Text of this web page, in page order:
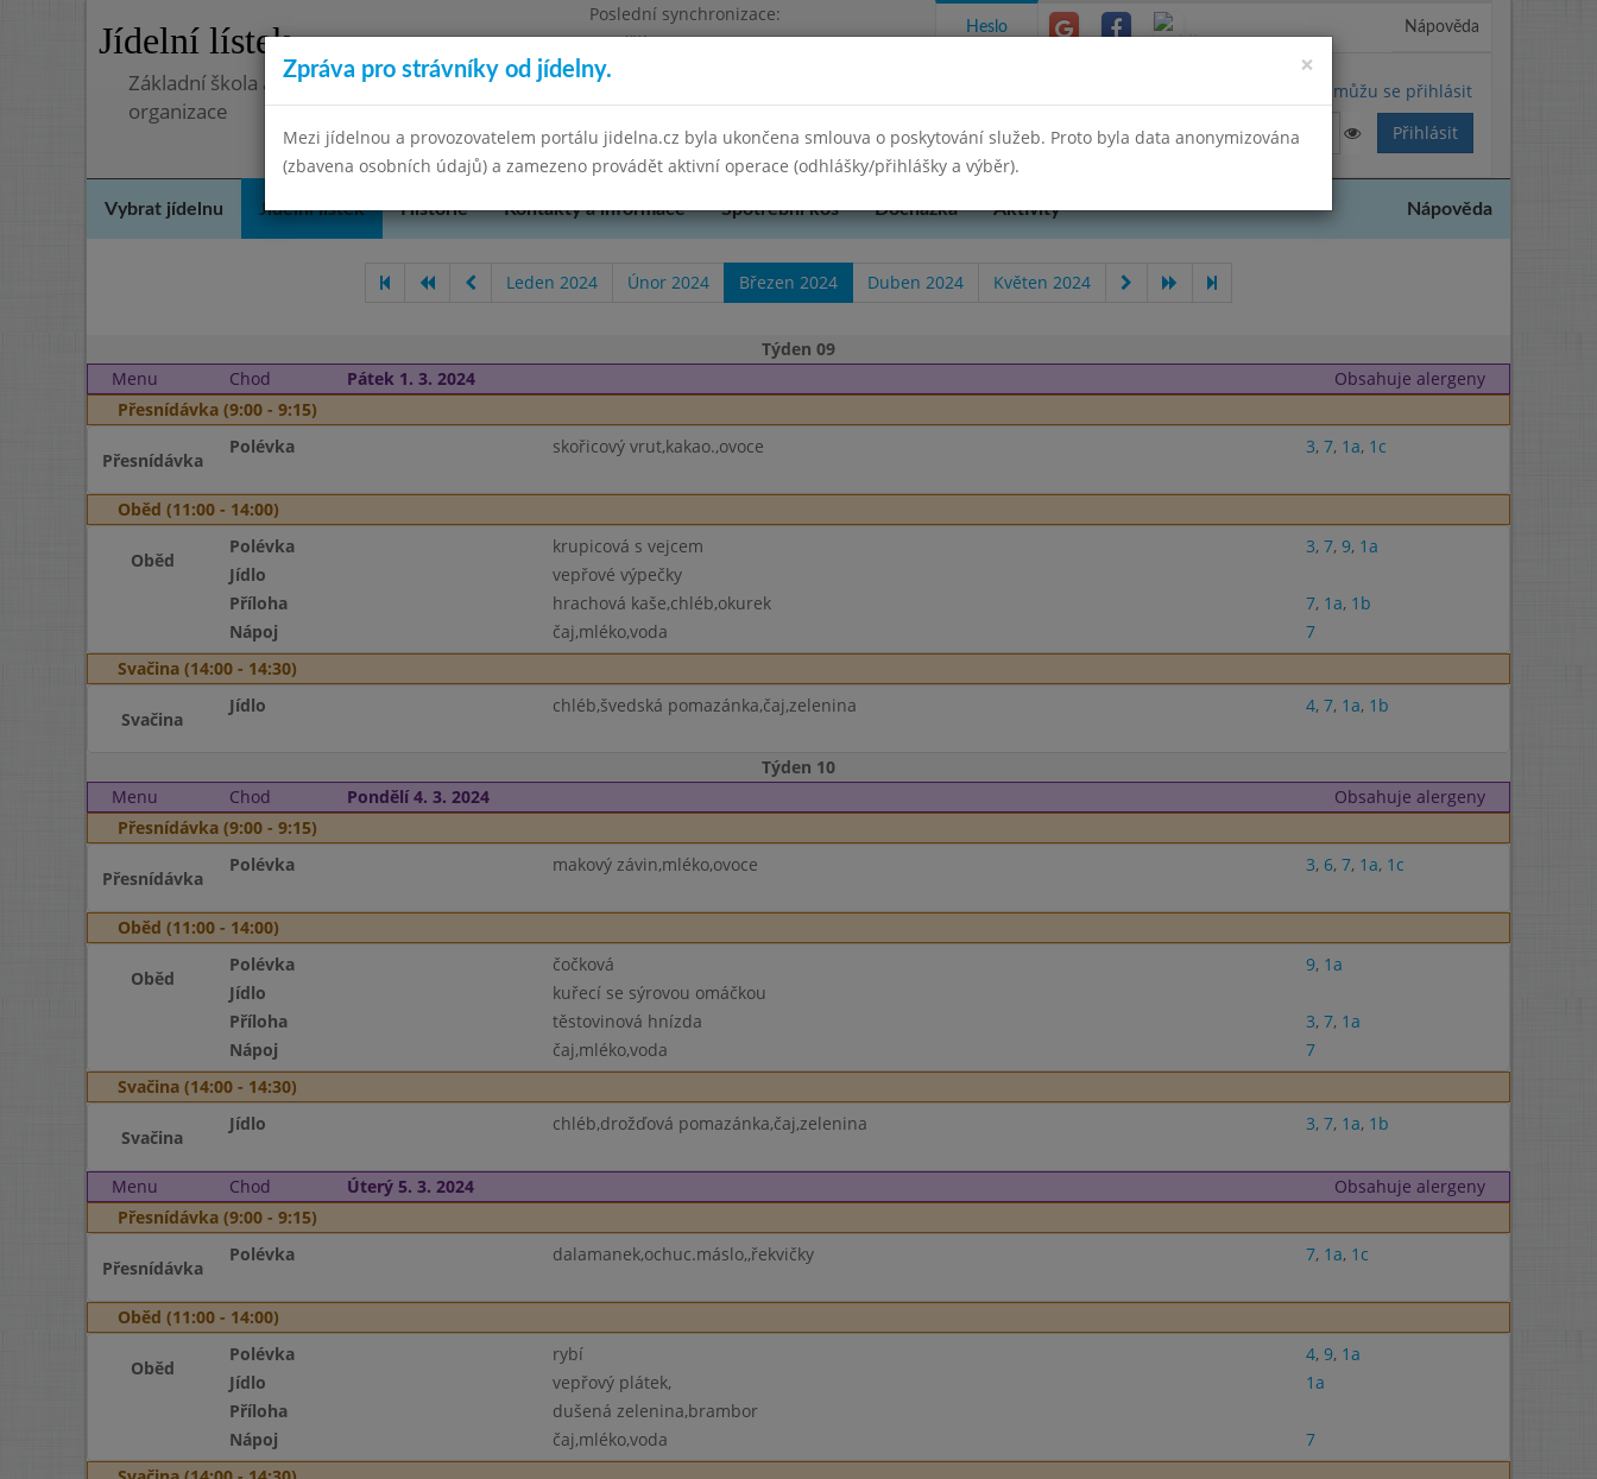
Jídelní lístek
Poslední synchronizace:
Pondělí 7.7.2025 9:58
Základní škola a mateřská škola, Pavlovice u Přerova, okres Přerov, příspěvková
organizace
Heslo Nápověda
Nemůžu se přihlásit
Vybrat jídelnu Jídelní lístek Historie Kontakty a informace Spotřební koš Docházka Aktivity Nápověda
Leden 2024 Únor 2024 Březen 2024 Duben 2024 Květen 2024
Týden 09
Menu
Chod Pátek 1. 3. 2024
Obsahuje alergeny
Přesnídávka (9:00 - 9:15)
Přesnídávka
Polévka skořicový vrut,kakao.,ovoce 3, 7, 1a, 1c
Oběd (11:00 - 14:00)
Oběd
Polévka krupicová s vejcem 3, 7, 9, 1a
Jídlo
vepřové výpečky
Příloha
hrachová kaše,chléb,okurek 7, 1a, 1b
Nápoj
čaj,mléko,voda
7
Svačina (14:00 - 14:30)
Svačina
Jídlo chléb,švedská pomazánka,čaj,zelenina 4, 7, 1a, 1b
Týden 10
Menu
Chod Pondělí 4. 3. 2024
Obsahuje alergeny
Přesnídávka (9:00 - 9:15)
Přesnídávka
Polévka makový závin,mléko,ovoce 3, 6, 7, 1a, 1c
Oběd (11:00 - 14:00)
Oběd
Polévka čočková 9, 1a
Jídlo
kuřecí se sýrovou omáčkou
Příloha
těstovinová hnízda 3, 7, 1a
Nápoj
čaj,mléko,voda
7
Svačina (14:00 - 14:30)
Svačina
Jídlo chléb,drožďová pomazánka,čaj,zelenina 3, 7, 1a, 1b
Menu Chod Úterý 5. 3. 2024
Obsahuje alergeny
Přesnídávka (9:00 - 9:15)
Přesnídávka
Polévka dalamanek,ochuc.máslo,,řekvičky 7, 1a, 1c
Oběd (11:00 - 14:00)
Oběd
Polévka rybí 4, 9, 1a
Jídlo
vepřový plátek,
1a
Příloha
dušená zelenina,brambor
Nápoj
čaj,mléko,voda
7
×
Zpráva pro strávníky od jídelny.
Mezi jídelnou a provozovatelem portálu jidelna.cz byla ukončena smlouva o poskytování služeb. Proto byla data anonymizována
(zbavena osobních údajů) a zamezeno provádět aktivní operace (odhlášky/přihlášky a výběr).